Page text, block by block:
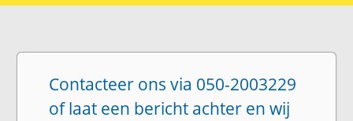
Contacteer ons via 050-2003229
of laat een bericht achter en wij